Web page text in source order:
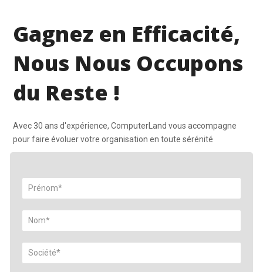
Gagnez en Efficacité,
Nous Nous Occupons
du Reste !
Avec 30 ans d'expérience, ComputerLand vous accompagne
pour faire évoluer votre organisation en toute sérénité